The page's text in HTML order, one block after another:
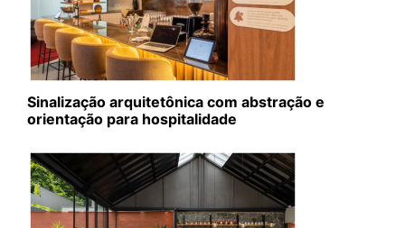
Sinalização arquitetônica com abstração e
orientação para hospitalidade